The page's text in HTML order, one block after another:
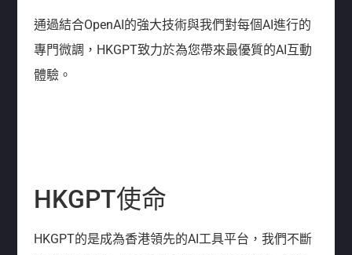
通過結合OpenAI的強大技術與我們對每個AI進行的
專門微調，HKGPT致力於為您帶來最優質的AI互動
體驗。
HKGPT使命
HKGPT的是成為香港領先的AI工具平台，我們不斷